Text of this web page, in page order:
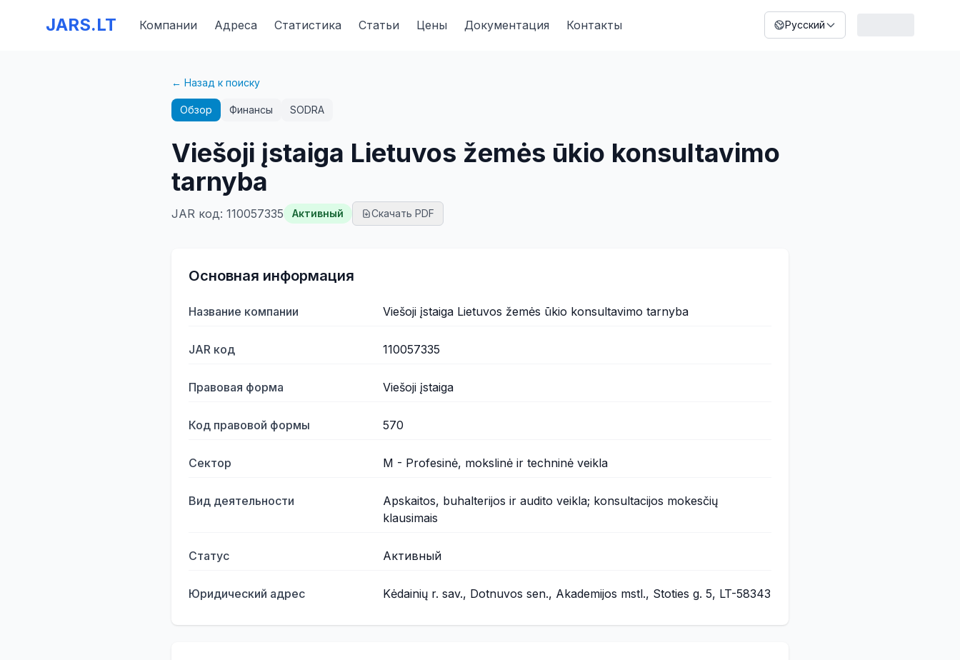
JARS.LT Компании Адреса Статистика Статьи Цены Документация Контакты Русский
← Назад к поиску
Обзор Финансы SODRA
Viešoji įstaiga Lietuvos žemės ūkio konsultavimo
tarnyba
JAR код: 110057335 Активный Скачать PDF
Основная информация
Название компании Viešoji įstaiga Lietuvos žemės ūkio konsultavimo tarnyba
JAR код 110057335
Правовая форма Viešoji įstaiga
Код правовой формы 570
Сектор M - Profesinė, mokslinė ir techninė veikla
Вид деятельности
Apskaitos, buhalterijos ir audito veikla; konsultacijos mokesčių
klausimais
Статус Активный
Юридический адрес Kėdainių r. sav., Dotnuvos sen., Akademijos mstl., Stoties g. 5, LT-58343